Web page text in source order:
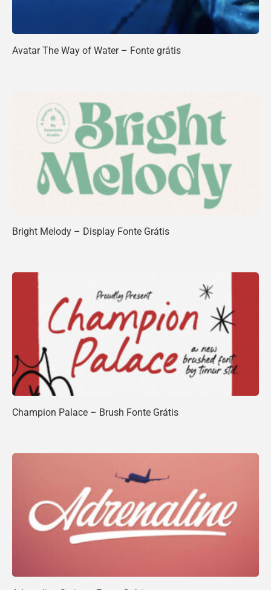
Avatar The Way of Water – Fonte grátis
Bright Melody – Display Fonte Grátis
Champion Palace – Brush Fonte Grátis